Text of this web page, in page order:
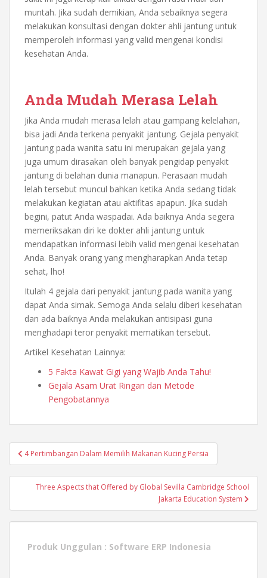
muntah. Jika sudah demikian, Anda sebaiknya segera
melakukan konsultasi dengan dokter ahli jantung untuk
memperoleh informasi yang valid mengenai kondisi
kesehatan Anda.
Anda Mudah Merasa Lelah
Jika Anda mudah merasa lelah atau gampang kelelahan,
bisa jadi Anda terkena penyakit jantung. Gejala penyakit
jantung pada wanita satu ini merupakan gejala yang
juga umum dirasakan oleh banyak pengidap penyakit
jantung di belahan dunia manapun. Perasaan mudah
lelah tersebut muncul bahkan ketika Anda sedang tidak
melakukan kegiatan atau aktifitas apapun. Jika sudah
begini, patut Anda waspadai. Ada baiknya Anda segera
memeriksakan diri ke dokter ahli jantung untuk
mendapatkan informasi lebih valid mengenai kesehatan
Anda. Banyak orang yang mengharapkan Anda tetap
sehat, lho!
Itulah 4 gejala dari penyakit jantung pada wanita yang
dapat Anda simak. Semoga Anda selalu diberi kesehatan
dan ada baiknya Anda melakukan antisipasi guna
menghadapi teror penyakit mematikan tersebut.
Artikel Kesehatan Lainnya:
5 Fakta Kawat Gigi yang Wajib Anda Tahu!
Gejala Asam Urat Ringan dan Metode
Pengobatannya
Post
navigation
4 Pertimbangan Dalam Memilih Makanan Kucing Persia
Three Aspects that Offered by Global Sevilla Cambridge School
Jakarta Education System
Produk Unggulan : Software ERP Indonesia